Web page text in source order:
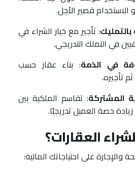
قصير الأجل.
بالتمليك: تأجير مع خيار الشراء في
في التملك التدريجي.
في الذمة: بناء عقار حسب
تأجيره.
المشتركة: تقاسم الملكية بين
حصة العميل تدريجيًا.
العقارات؟
والإجارة على احتياجاتك المالية: